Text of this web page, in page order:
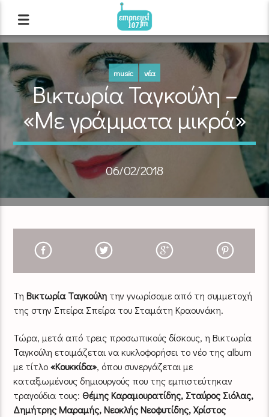
music νέα
Βικτωρία Ταγκούλη –
«Με γράμματα μικρά»
06/02/2018
ΤηΒικτωρία Ταγκούλη την γνωρίσαμε από τη συμμετοχή
της στην Σπείρα Σπείρα του Σταμάτη Κραουνάκη.
Τώρα, μετά από τρεις προσωπικούς δίσκους, η Βικτωρία
Ταγκούλη ετοιμάζεται να κυκλοφορήσει το νέο της album
με τίτλο«Κουκκίδα», όπου συνεργάζεται με
καταξιωμένους δημιουργούς που της εμπιστεύτηκαν
τραγούδια τους:Θέμης Καραμουρατίδης, Σταύρος Σιόλας,
Δημήτρης Μαραμής, Νεοκλής Νεοφυτίδης, Χρίστος